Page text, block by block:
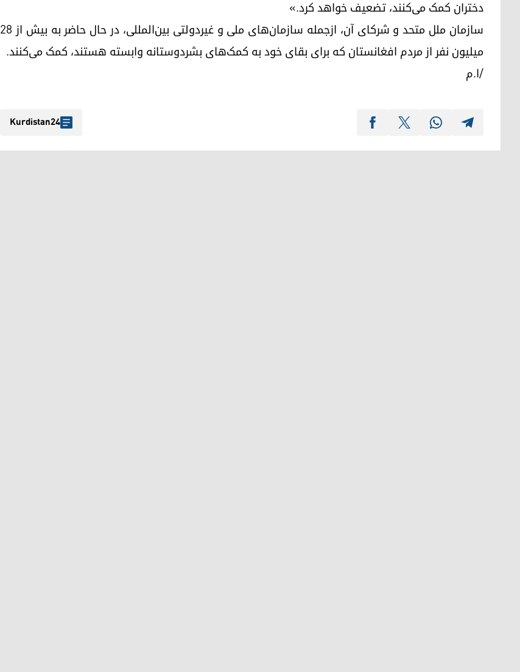
دختران کمک می‌کنند، تضعیف خواهد کرد.»
سازمان ملل متحد و شرکای آن، ازجمله سازمان‌های ملی و غیردولتی بین‌المللی، در حال حاضر به بیش از ۲۸
میلیون نفر از مردم افغانستان که برای بقای خود به کمک‌های بشردوستانه وابسته هستند، کمک می‌کنند.
/ا.م
Kurdistan24